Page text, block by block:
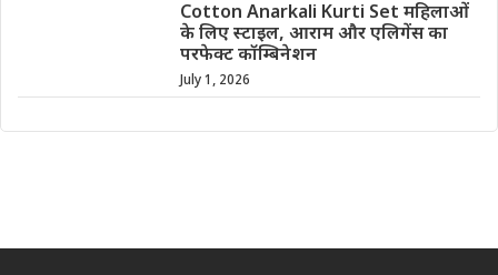
Cotton Anarkali Kurti Set महिलाओं
के लिए स्टाइल, आराम और एलिगेंस का
परफेक्ट कॉम्बिनेशन
July 1, 2026